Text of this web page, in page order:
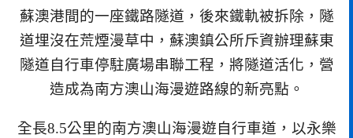
蘇澳港間的一座鐵路隧道，後來鐵軌被拆除，隧
道埋沒在荒煙漫草中，蘇澳鎮公所斥資辦理蘇東
隧道自行車停駐廣場串聯工程，將隧道活化，營
造成為南方澳山海漫遊路線的新亮點。
全長8.5公里的南方澳山海漫遊自行車道，以永樂